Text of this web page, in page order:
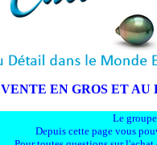
VENTE EN GROS ET
Le
Depuis cette page vous